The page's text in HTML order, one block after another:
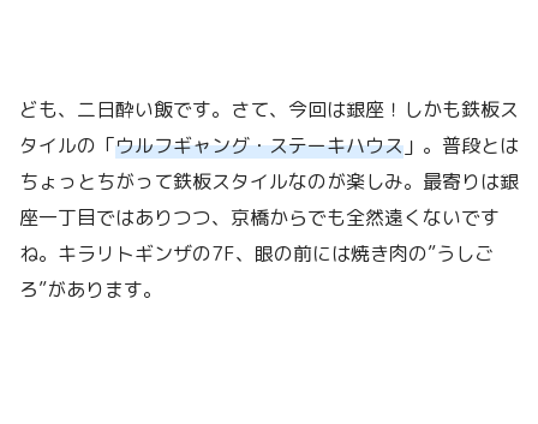
ども、二日酔い飯です。さて、今回は銀座！しかも鉄板ス
タイルの「ウルフギャング・ステーキハウス 」。普段とは
ちょっとちがって鉄板スタイルなのが楽しみ。最寄りは銀
座一丁目ではありつつ、京橋からでも全然遠くないです
ね。キラリトギンザの7F、眼の前には焼き肉の”うしご
ろ”があります。